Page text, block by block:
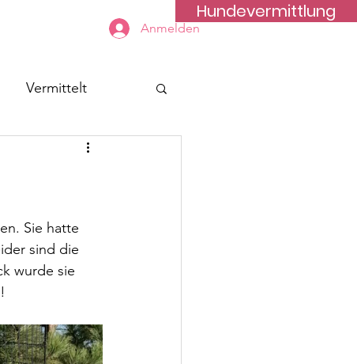
Hundevermittlung
Anmelden
Vermittelt
Sie hatte
sind die
wurde sie